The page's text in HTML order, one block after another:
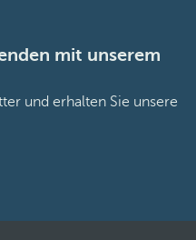
mit unserem
und erhalten Sie unsere